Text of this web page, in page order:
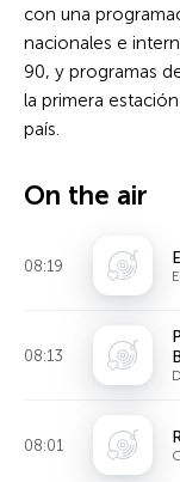
con una
nacionales e
90, y programas
la primera
país.
On the air
08:19
08:13
08:01